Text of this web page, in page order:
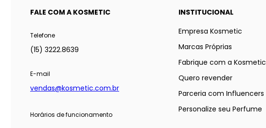
FALE COM A KOSMETIC
Telefone
(15) 3222.8639
E-mail
vendas@kosmetic.com.br
Horários de funcionamento
INSTITUCIONAL
Empresa Kosmetic
Marcas Próprias
Fabrique com a Kosmetic
Quero revender
Parceria com Influencers
Personalize seu Perfume